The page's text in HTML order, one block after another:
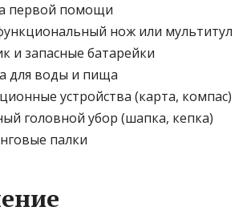
первой помощи
нож или мультитул
и запасные батарейки
для воды и пища
устройства (карта, компас)
головной убор (шапка, кепка)
палки